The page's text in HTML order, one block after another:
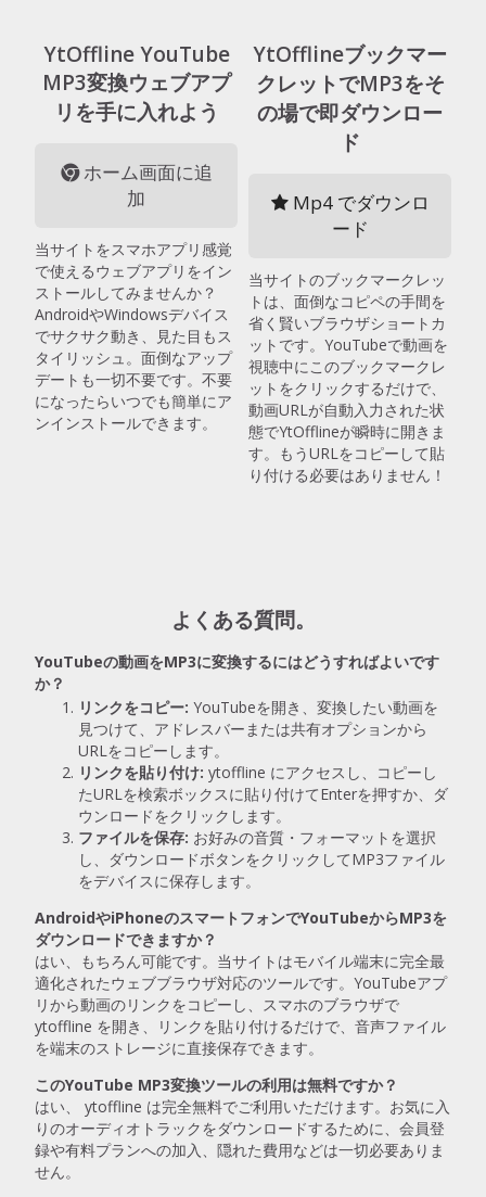
YtOffline YouTube
MP3変換ウェブアプ
リを手に入れよう
ホーム画面に追
加
当サイトをスマホアプリ感覚
で使えるウェブアプリをイン
ストールしてみませんか？
AndroidやWindowsデバイス
でサクサク動き、見た目もス
タイリッシュ。面倒なアップ
デートも一切不要です。不要
になったらいつでも簡単にア
ンインストールできます。
YtOfflineブックマー
クレットでMP3をそ
の場で即ダウンロー
ド
Mp4 でダウンロ
ード
当サイトのブックマークレッ
トは、面倒なコピペの手間を
省く賢いブラウザショートカ
ットです。YouTubeで動画を
視聴中にこのブックマークレ
ットをクリックするだけで、
動画URLが自動入力された状
態でYtOfflineが瞬時に開きま
す。もうURLをコピーして貼
り付ける必要はありません！
よくある質問。
YouTubeの動画をMP3に変換するにはどうすればよいです
か？
リンクをコピー: YouTubeを開き、変換したい動画を
見つけて、アドレスバーまたは共有オプションから
URLをコピーします。
リンクを貼り付け: ytoffline にアクセスし、コピーし
たURLを検索ボックスに貼り付けてEnterを押すか、ダ
ウンロードをクリックします。
ファイルを保存: お好みの音質・フォーマットを選択
し、ダウンロードボタンをクリックしてMP3ファイル
をデバイスに保存します。
AndroidやiPhoneのスマートフォンでYouTubeからMP3を
ダウンロードできますか？
はい、もちろん可能です。当サイトはモバイル端末に完全最
適化されたウェブブラウザ対応のツールです。YouTubeアプ
リから動画のリンクをコピーし、スマホのブラウザで
ytoffline を開き、リンクを貼り付けるだけで、音声ファイル
を端末のストレージに直接保存できます。
このYouTube MP3変換ツールの利用は無料ですか？
はい、 ytoffline は完全無料でご利用いただけます。お気に入
りのオーディオトラックをダウンロードするために、会員登
録や有料プランへの加入、隠れた費用などは一切必要ありま
せん。